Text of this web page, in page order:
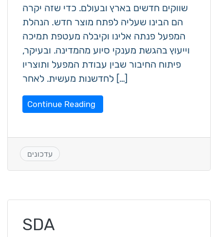
שווקים חדשים בארץ ובעולם. כדי שזה יקרה
הם הבינו שעליה לפתח מוצר חדש. הנהלת
המפעל פנתה אלינו וקיבלה מעטפת תמיכה
וייעוץ בהגשת מענקי סיוע מהמדינה. ובעיקר,
פיתוח החיבור שבין עבודת המפעל ותוצריו
לחדשנות מעשית. לאחר […]
Continue Reading
עדכונים
SDA